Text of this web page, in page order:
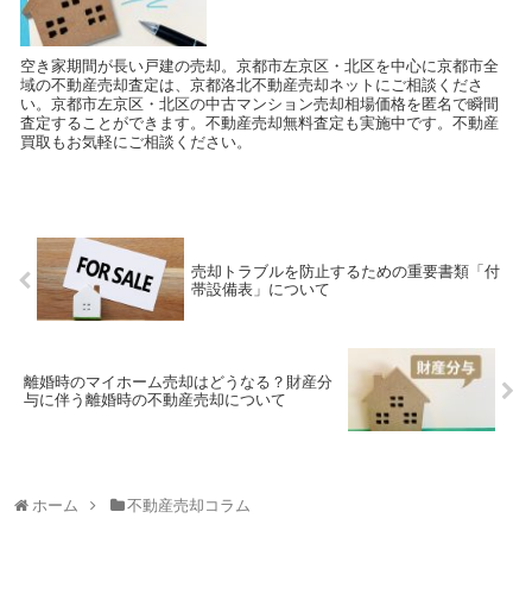
空き家期間が長い戸建の売却。京都市左京区・北区を中心に京都市全
域の不動産売却査定は、京都洛北不動産売却ネットにご相談くださ
い。京都市左京区・北区の中古マンション売却相場価格を匿名で瞬間
査定することができます。不動産売却無料査定も実施中です。不動産
買取もお気軽にご相談ください。
売却トラブルを防止するための重要書類「付
帯設備表」について
離婚時のマイホーム売却はどうなる？財産分
与に伴う離婚時の不動産売却について
ホーム 不動産売却コラム